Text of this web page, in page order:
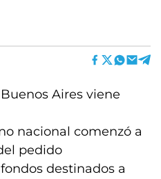
Aires viene
nacional comenzó a
pedido
destinados a